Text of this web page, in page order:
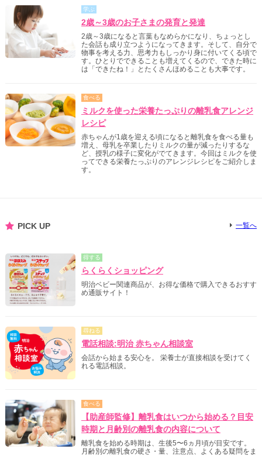
学ぶ
2歳～3歳のお子さまの発育と発達
2歳～3歳になると言葉もなめらかになり、ちょっとし
た会話も成り立つようになってきます。そして、自分で
物事を考える力、思考力もしっかり身に付いてくる頃で
す。ひとりでできることも増えてくるので、できた時に
は「できたね！」とたくさんほめることも大事です。
食べる
ミルクを使った栄養たっぷりの離乳食アレンジ
レシピ
赤ちゃんが1歳を迎える頃になると離乳食を食べる量も
増え、母乳を卒業したりミルクの量が減ったりするな
ど、授乳の様子に変化がでてきます。今回はミルクを使
ってできる栄養たっぷりのアレンジレシピをご紹介しま
す。
PICK UP 一覧へ
得する
らくらくショッピング
明治ベビー関連商品が、お得な価格で購入できるおすす
め通販サイト！
尋ねる
電話相談:明治 赤ちゃん相談室
会話から始まる安心を。 栄養士が直接相談を受けてく
れる電話相談。
食べる
【助産師監修】離乳食はいつから始める？目安
時期と月齢別の離乳食の内容について
離乳食を始める時期は、生後5〜6ヵ月頃が目安です。
月齢別の離乳食の硬さ・量、注意点、よくある疑問をま